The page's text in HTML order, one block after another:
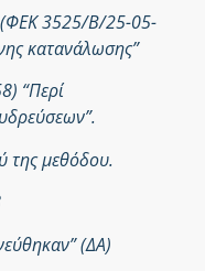
3525/Β/25-05-
κατανάλωσης”
“Περί
της μεθόδου.
(ΔΑ)